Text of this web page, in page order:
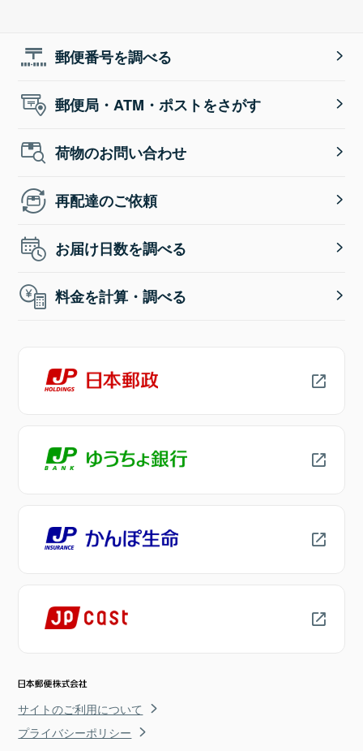
郵便番号を調べる
郵便局・ATM・ポストをさがす
荷物のお問い合わせ
再配達のご依頼
お届け日数を調べる
料金を計算・調べる
サイトのご利用について
プライバシーポリシー